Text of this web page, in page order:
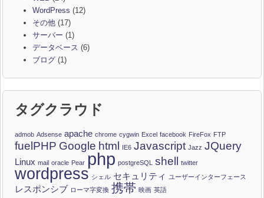
WordPress (12)
その他(17)
サーバー (1)
データベース (6)
ブログ(1)
タグクラウド
admob Adsense apache chrome cygwin Excel facebook FireFox FTP
fuelPHP Google html IE6 Javascript Jazz JQuery
Linux mail oracle Pear php postgreSQL shell twitter
wordpress シェル セキュリティ ユーザーインターフェース
レスポンシブ ローマ字変換 携帯 映画 英語